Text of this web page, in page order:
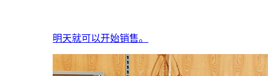
明天就可以开始销售。